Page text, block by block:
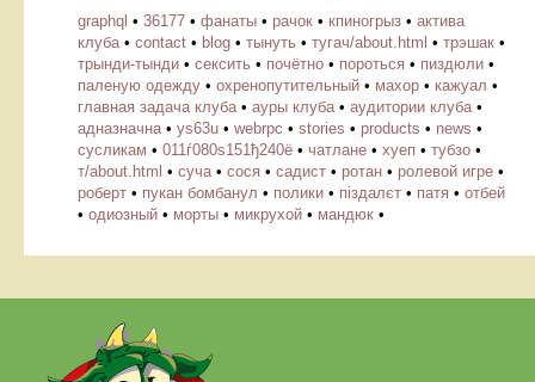
graphql • 36177 • фанаты • рачок • кпиногрыз • актива
клуба • contact • blog • тынуть • тугач/about.html • трэшак •
трынди-тынди • сексить • почётно • пороться • пиздюли •
паленую одежду • охренопутительный • махор • кажуал •
главная задача клуба • ауры клуба • аудитории клуба •
адназначна • ys63u • webrpc • stories • products • news •
cусликам • 011ѓ080ѕ151ђ240ё • чатлане • хуеп • тубзо •
т/about.html • суча • сося • садист • ротан • ролевой игре •
роберт • пукан бомбанул • полики • піздалєт • патя • отбей
• одиозный • морты • микрухой • мандюк •